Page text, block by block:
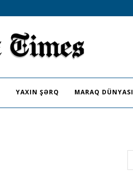
YAXIN ŞƏRQ MARAQ DÜNYASI